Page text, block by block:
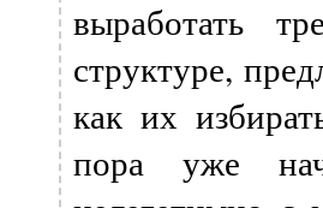
выработать
структуре,
как их
пора уже